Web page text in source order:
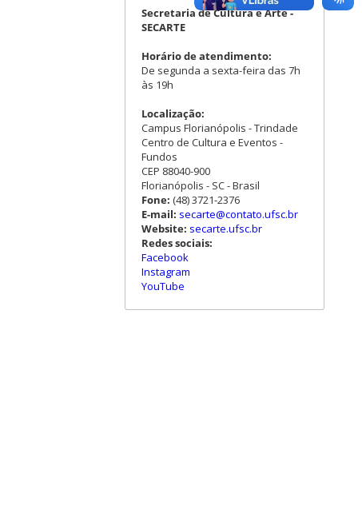
Secretaria de Cultura e Arte -
SECARTE
Horário de atendimento:
De segunda a sexta-feira das 7h
às 19h
Localização:
Campus Florianópolis - Trindade
Centro de Cultura e Eventos -
Fundos
CEP 88040-900
Florianópolis - SC - Brasil
Fone: (48) 3721-2376
E-mail: secarte@contato.ufsc.br
Website: secarte.ufsc.br
Redes sociais:
Facebook
Instagram
YouTube